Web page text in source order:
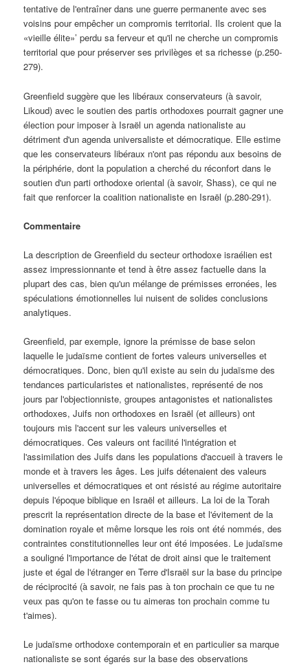
tentative de l'entraîner dans une guerre permanente avec ses
voisins pour empêcher un compromis territorial. Ils croient que la
«vieille élite»’ perdu sa ferveur et qu'il ne cherche un compromis
territorial que pour préserver ses privilèges et sa richesse (p.250-
279).
Greenfield suggère que les libéraux conservateurs (à savoir,
Likoud) avec le soutien des partis orthodoxes pourrait gagner une
élection pour imposer à Israël un agenda nationaliste au
détriment d'un agenda universaliste et démocratique. Elle estime
que les conservateurs libéraux n'ont pas répondu aux besoins de
la périphérie, dont la population a cherché du réconfort dans le
soutien d'un parti orthodoxe oriental (à savoir, Shass), ce qui ne
fait que renforcer la coalition nationaliste en Israël (p.280-291).
Commentaire
La description de Greenfield du secteur orthodoxe israélien est
assez impressionnante et tend à être assez factuelle dans la
plupart des cas, bien qu'un mélange de prémisses erronées, les
spéculations émotionnelles lui nuisent de solides conclusions
analytiques.
Greenfield, par exemple, ignore la prémisse de base selon
laquelle le judaïsme contient de fortes valeurs universelles et
démocratiques. Donc, bien qu'il existe au sein du judaïsme des
tendances particularistes et nationalistes, représenté de nos
jours par l'objectionniste, groupes antagonistes et nationalistes
orthodoxes, Juifs non orthodoxes en Israël (et ailleurs) ont
toujours mis l'accent sur les valeurs universelles et
démocratiques. Ces valeurs ont facilité l'intégration et
l'assimilation des Juifs dans les populations d'accueil à travers le
monde et à travers les âges. Les juifs détenaient des valeurs
universelles et démocratiques et ont résisté au régime autoritaire
depuis l'époque biblique en Israël et ailleurs. La loi de la Torah
prescrit la représentation directe de la base et l'évitement de la
domination royale et même lorsque les rois ont été nommés, des
contraintes constitutionnelles leur ont été imposées. Le judaïsme
a souligné l'importance de l'état de droit ainsi que le traitement
juste et égal de l'étranger en Terre d'Israël sur la base du principe
de réciprocité (à savoir, ne fais pas à ton prochain ce que tu ne
veux pas qu'on te fasse ou tu aimeras ton prochain comme tu
t'aimes).
Le judaïsme orthodoxe contemporain et en particulier sa marque
nationaliste se sont égarés sur la base des observations